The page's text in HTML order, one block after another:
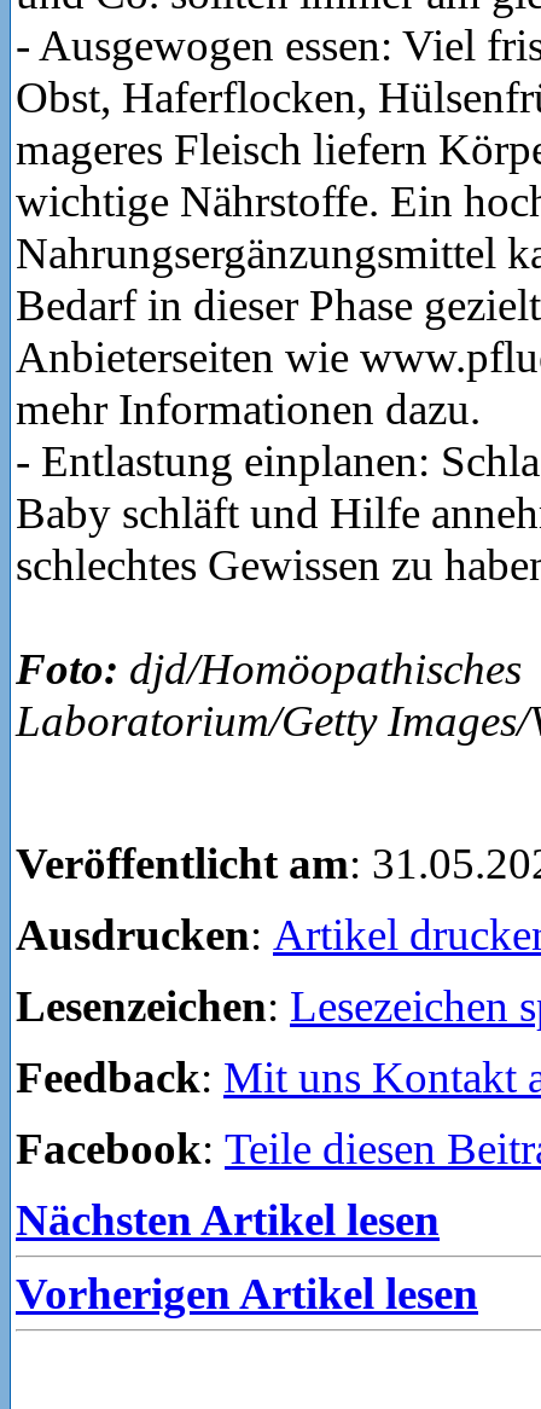
- Ausgewogen essen: Viel
Obst, Haferflocken,
mageres Fleisch liefern
wichtige Nährstoffe. Ein
Nahrungsergänzungsmittel
Bedarf in dieser Phase
Anbieterseiten wie
mehr Informationen dazu.
- Entlastung einplanen:
Baby schläft und Hilfe
schlechtes Gewissen zu
Foto: djd/Homöopathisches
Laboratorium/Getty
Veröffentlicht am:
Ausdrucken: Artikel
Lesenzeichen: Lesezeichen
Feedback: Mit uns Kontakt
Facebook: Teile diesen
Nächsten Artikel lesen
Vorherigen Artikel lesen